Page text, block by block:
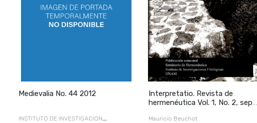
Medievalia No. 44 2012
INSTITUTO DE INVESTIGACION
Interpretatio. Revista de
hermenéutica Vol. 1, No. 2, sep
Mauricio Beuchot